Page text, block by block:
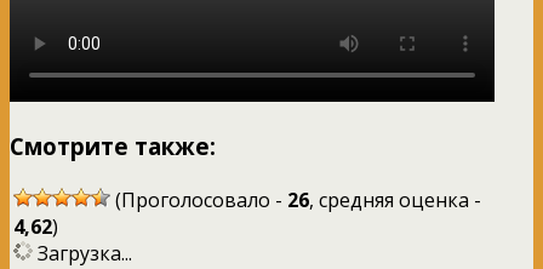
Смотрите также:
(Проголосовало - 26, средняя оценка -
4,62)
Загрузка...